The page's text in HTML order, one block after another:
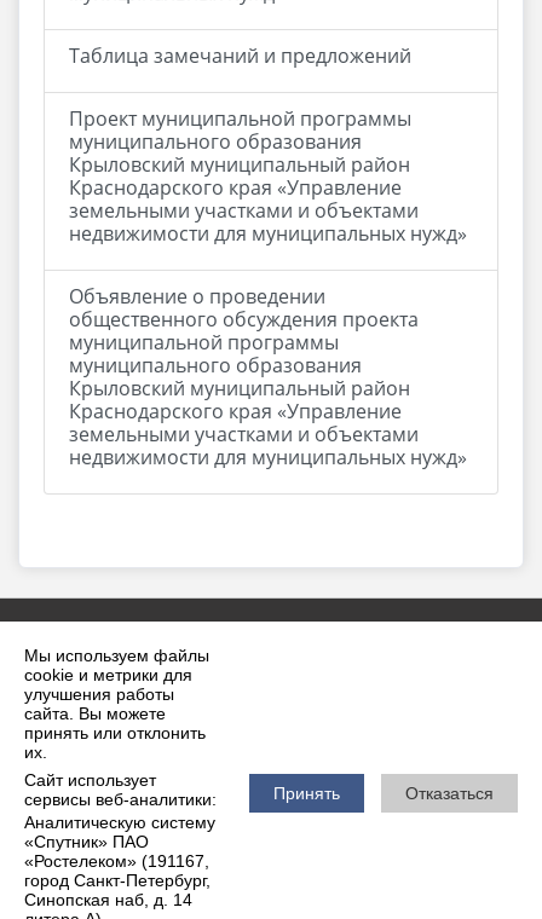
Мы используем файлы
cookie и метрики для
улучшения работы
сайта. Вы можете
принять или отклонить
их.
Сайт использует
сервисы веб-аналитики:
Аналитическую систему
«Спутник» ПАО
«Ростелеком» (191167,
город Санкт-Петербург,
Синопская наб, д. 14
Принять Отказаться
Таблица замечаний и предложений
Проект муниципальной программы
муниципального образования
Крыловский муниципальный район
Краснодарского края «Управление
земельными участками и объектами
недвижимости для муниципальных нужд»
Объявление о проведении
общественного обсуждения проекта
муниципальной программы
муниципального образования
Крыловский муниципальный район
Краснодарского края «Управление
земельными участками и объектами
недвижимости для муниципальных нужд»
2026 г. krilovskaya.ru
Вход
Карта сайта
Политика обработки персональных данных
Сделано на KubCMS
Разработка и поддержка